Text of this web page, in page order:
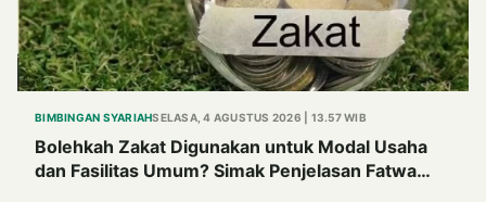
BIMBINGAN SYARIAHSELASA, 4 AGUSTUS 2026 | 13.57 WIB
Bolehkah Zakat Digunakan untuk Modal Usaha
dan Fasilitas Umum? Simak Penjelasan Fatwa